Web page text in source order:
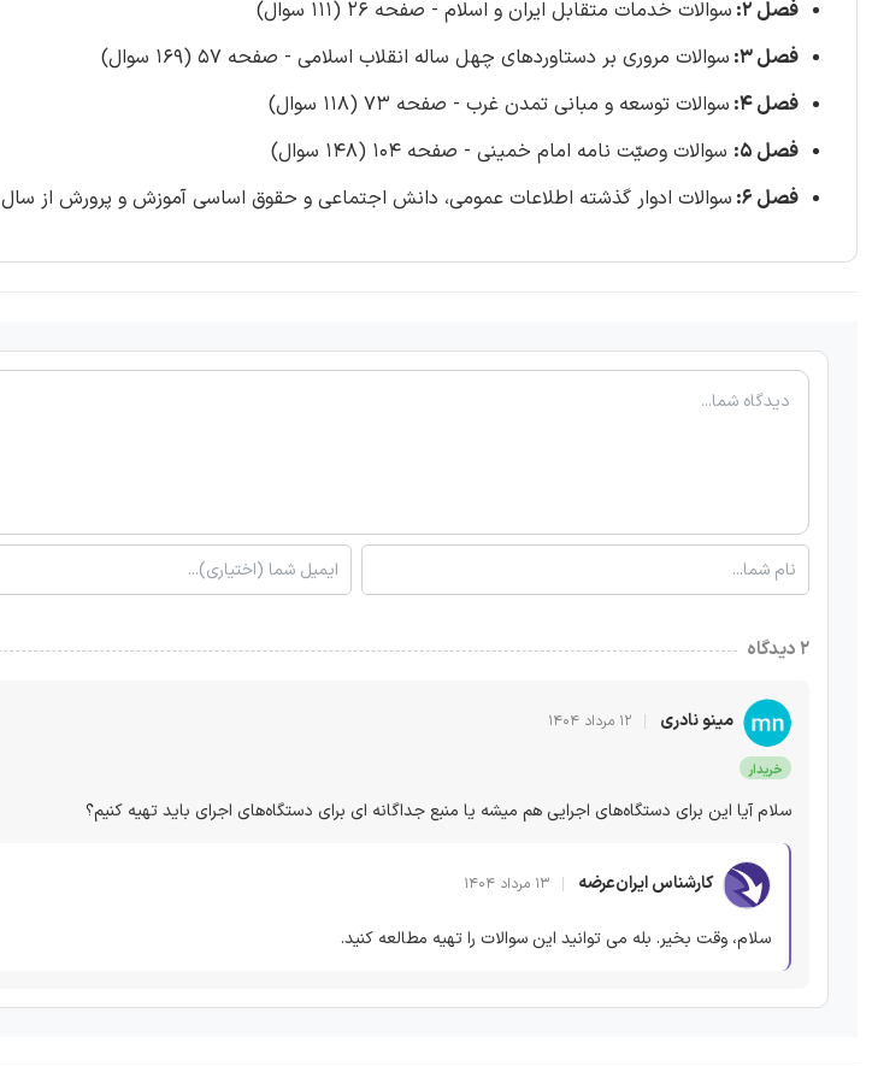
فصل 2:
سوالات خدمات متقابل ایران و اسلام - صفحه 26 (111 سوال)
فصل 3:
سوالات مروری بر دستاوردهای چهل ساله انقلاب اسلامی - صفحه 57 (169 سوال)
فصل 4:
سوالات توسعه و مبانی تمدن غرب - صفحه 73 (118 سوال)
فصل 5:
سوالات وصیّت نامه امام خمینی - صفحه 104 (148 سوال)
فصل 6:
سوالات ادوار گذشته اطلاعات عمومی، دانش اجتماعی و حقوق اساسی آموزش و پرورش از سال 1397 تا 1401 - صفحه 140(127 سوال)
۲ دیدگاه
مینو نادری ۱۲ مرداد ۱۴۰۴
خریدار
سلام آیا این برای دستگاه‌های اجرایی هم میشه یا منبع جداگانه ای برای دستگاه‌های اجرای باید تهیه کنیم؟
کارشناس ایران‌عرضه ۱۳ مرداد ۱۴۰۴
سلام، وقت بخیر. بله می توانید این سوالات را تهیه مطالعه کنید.